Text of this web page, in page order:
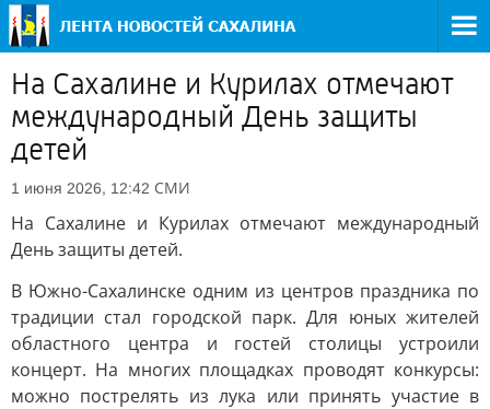
На Сахалине и Курилах отмечают
международный День защиты
детей
1 июня 2026, 12:42 СМИ
На Сахалине и Курилах отмечают международный
День защиты детей.
В Южно-Сахалинске одним из центров праздника по
традиции стал городской парк. Для юных жителей
областного центра и гостей столицы устроили
концерт. На многих площадках проводят конкурсы:
можно пострелять из лука или принять участие в